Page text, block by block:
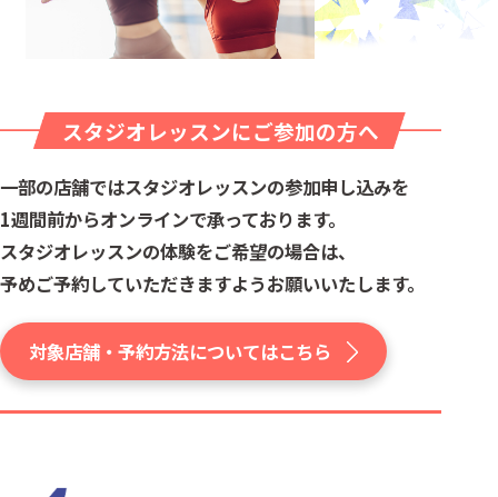
スタジオレッスンにご参加の方へ
一部の店舗ではスタジオレッスンの参加申し込みを
1週間前からオンラインで承っております。
スタジオレッスンの体験をご希望の場合は、
予めご予約していただきますようお願いいたします。
対象店舗・予約方法についてはこちら